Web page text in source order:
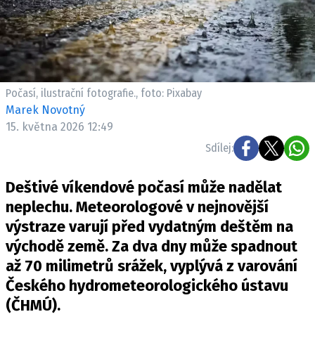
SLEDUJTE NÁS NA|
Máte příběh, fotku nebo video?
Pošlete e-mail na newsbox.cz
KONTAKT
VYDAVATEL
INZERCE
OSOBNÍ ÚDAJE / COOKIES
VOLNÁ MÍSTA
Počasí, ilustrační fotografie., foto: Pixabay
Marek Novotný
15. května 2026 12:49
Sdílej:
Deštivé víkendové počasí může nadělat
neplechu. Meteorologové v nejnovější
výstraze varují před vydatným deštěm na
východě země. Za dva dny může spadnout
až 70 milimetrů srážek, vyplývá z varování
Českého hydrometeorologického ústavu
(ČHMÚ).